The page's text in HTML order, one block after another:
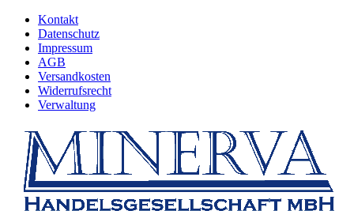
Kontakt
Datenschutz
Impressum
AGB
Versandkosten
Widerrufsrecht
Verwaltung